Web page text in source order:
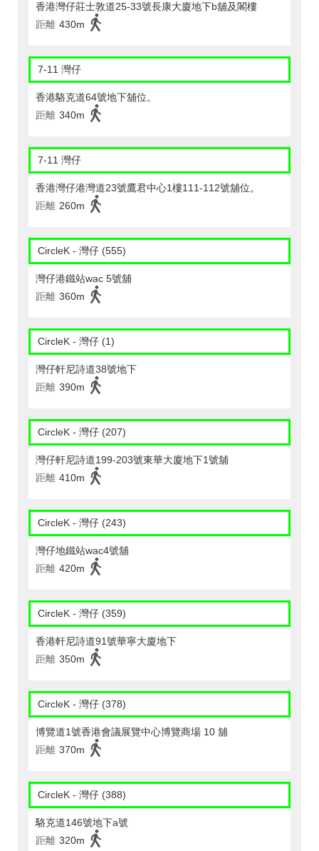
香港灣仔莊士敦道25-33號長康大廈地下b舖及閣樓
距離 430m
7-11 灣仔
香港駱克道64號地下舖位。
距離 340m
7-11 灣仔
香港灣仔港灣道23號鷹君中心1樓111-112號舖位。
距離 260m
CircleK - 灣仔 (555)
灣仔港鐵站wac 5號舖
距離 360m
CircleK - 灣仔 (1)
灣仔軒尼詩道38號地下
距離 390m
CircleK - 灣仔 (207)
灣仔軒尼詩道199-203號東華大廈地下1號舖
距離 410m
CircleK - 灣仔 (243)
灣仔地鐵站wac4號舖
距離 420m
CircleK - 灣仔 (359)
香港軒尼詩道91號華寧大廈地下
距離 350m
CircleK - 灣仔 (378)
博覽道1號香港會議展覽中心博覽商場 10 舖
距離 370m
CircleK - 灣仔 (388)
駱克道146號地下a號
距離 320m